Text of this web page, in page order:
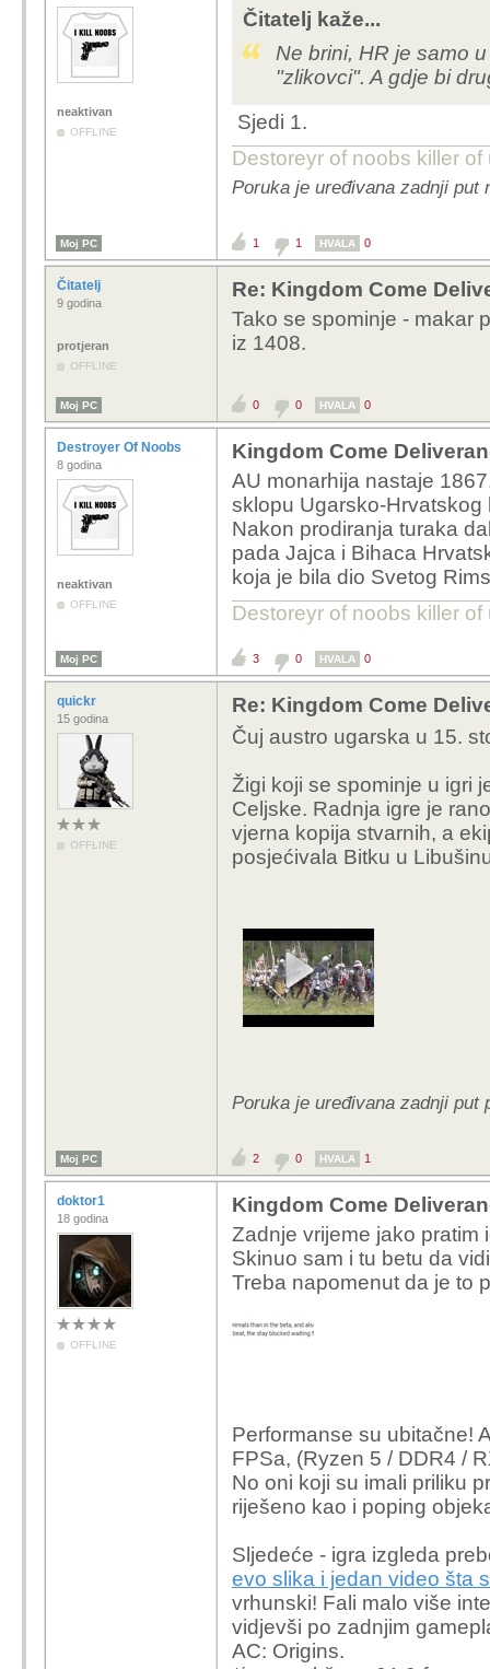
neaktivan
OFFLINE
Čitatelj kaže...
Ne brini, HR je samo
"zlikovci". A gdje bi
Sjedi 1.
Destoreyr of noobs killer
Poruka je uređivana zadnji put
Moj PC 1 1 HVALA 0
Čitatelj
9 godina
protjeran
OFFLINE
Re: Kingdom Come
Tako se spominje - makar
iz 1408.
Moj PC 0 0 HVALA 0
Destroyer Of Noobs
8 godina
neaktivan
OFFLINE
Kingdom Come
AU monarhija nastaje
sklopu Ugarsko-Hrvatskog
Nakon prodiranja turaka
pada Jajca i Bihaca
koja je bila dio Svetog
Destoreyr of noobs killer
Moj PC 3 0 HVALA 0
quickr
15 godina
OFFLINE
Re: Kingdom Come
Čuj austro ugarska u 15.
Žigi koji se spominje u igri
Celjske. Radnja igre je
vjerna kopija stvarnih, a
posjećivala Bitku u
Poruka je uređivana zadnji put
Moj PC 2 0 HVALA 1
doktor1
18 godina
OFFLINE
Kingdom Come
Zadnje vrijeme jako pratim
Skinuo sam i tu betu da
Treba napomenut da je to
Performanse su ubitačne!
FPSa, (Ryzen 5 / DDR4 /
No oni koji su imali priliku
riješeno kao i poping
Sljedeće - igra izgleda
evo slika i jedan video šta
vrhunski! Fali malo više
vidjevši po zadnjim
AC: Origins.